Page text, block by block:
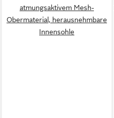
atmungsaktivem Mesh-
Obermaterial, herausnehmbare
Innensohle